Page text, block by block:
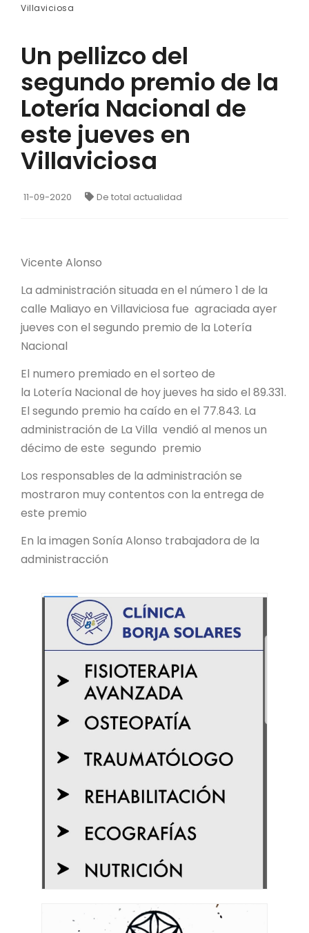
Villaviciosa
Un pellizco del
segundo premio de la
Lotería Nacional de
este jueves en
Villaviciosa
11-09-2020 De total actualidad
Vicente Alonso
La administración situada en el número 1 de la
calle Maliayo en Villaviciosa fue agraciada ayer
jueves con el segundo premio de la Lotería
Nacional
El numero premiado en el sorteo de
la Lotería Nacional de hoy jueves ha sido el 89.331.
El segundo premio ha caído en el 77.843. La
administración de La Villa vendió al menos un
décimo de este segundo premio
Los responsables de la administración se
mostraron muy contentos con la entrega de
este premio
En la imagen Sonía Alonso trabajadora de la
administracción